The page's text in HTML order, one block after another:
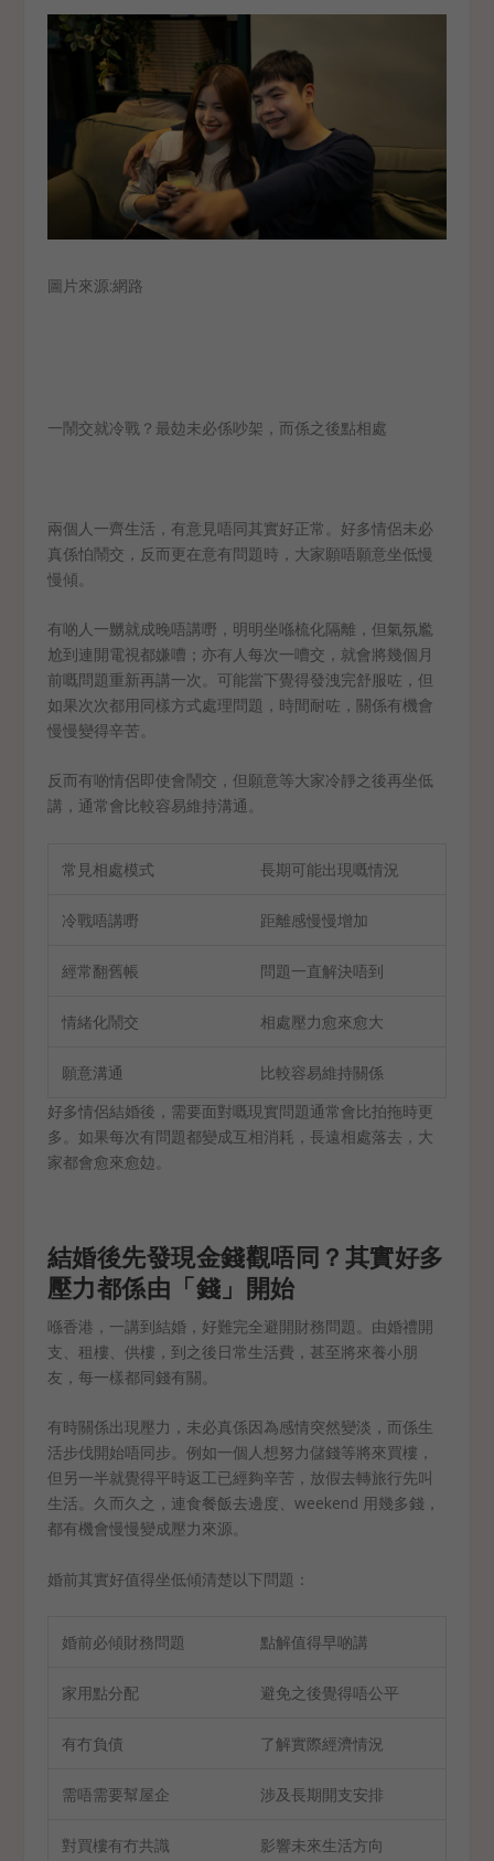
圖片來源:網路
一鬧交就冷戰？最攰未必係吵架，而係之後點相處
兩個人一齊生活，有意見唔同其實好正常。好多情侶未必
真係怕鬧交，反而更在意有問題時，大家願唔願意坐低慢
慢傾。
有啲人一嬲就成晚唔講嘢，明明坐喺梳化隔離，但氣氛尷
尬到連開電視都嫌嘈；亦有人每次一嘈交，就會將幾個月
前嘅問題重新再講一次。可能當下覺得發洩完舒服咗，但
如果次次都用同樣方式處理問題，時間耐咗，關係有機會
慢慢變得辛苦。
反而有啲情侶即使會鬧交，但願意等大家冷靜之後再坐低
講，通常會比較容易維持溝通。
常見相處模式 長期可能出現嘅情況
冷戰唔講嘢 距離感慢慢增加
經常翻舊帳 問題一直解決唔到
情緒化鬧交 相處壓力愈來愈大
願意溝通
比較容易維持關係
好多情侶結婚後，需要面對嘅現實問題通常會比拍拖時更
多。如果每次有問題都變成互相消耗，長遠相處落去，大
家都會愈來愈攰。
結婚後先發現金錢觀唔同？其實好多
壓力都係由「錢」開始
喺香港，一講到結婚，好難完全避開財務問題。由婚禮開
支、租樓、供樓，到之後日常生活費，甚至將來養小朋
友，每一樣都同錢有關。
有時關係出現壓力，未必真係因為感情突然變淡，而係生
活步伐開始唔同步。例如一個人想努力儲錢等將來買樓，
但另一半就覺得平時返工已經夠辛苦，放假去轉旅行先叫
生活。久而久之，連食餐飯去邊度、weekend 用幾多錢，
都有機會慢慢變成壓力來源。
婚前其實好值得坐低傾清楚以下問題：
婚前必傾財務問題 點解值得早啲講
家用點分配 避免之後覺得唔公平
有冇負債 了解實際經濟情況
需唔需要幫屋企 涉及長期開支安排
對買樓有冇共識 影響未來生活方向